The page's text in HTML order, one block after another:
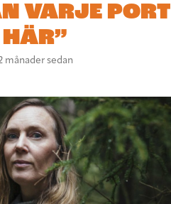
VARJE PORT
HÄR”
månader sedan